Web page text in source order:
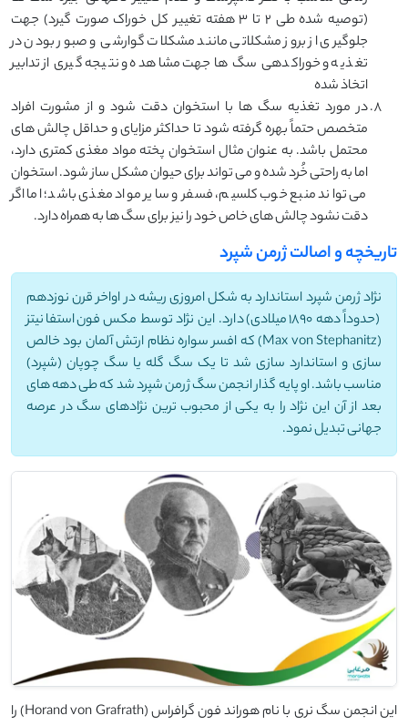
(توصیه شده طی 2 تا 3 هفته تغییر کل خوراک صورت گیرد) جهت
جلوگیری از بروز مشکلاتی مانند مشکلات گوارشی و صبور بودن در
تغذیه و خوراکدهی سگ ها جهت مشاهده و نتیجه گیری از تدابیر
اتخاذ شده
در مورد تغذیه سگ ها با استخوان دقت شود و از مشورت افراد
متخصص حتماً بهره گرفته شود تا حداکثر مزایای و حداقل چالش های
محتمل باشد. به عنوان مثال استخوان پخته مواد مغذی کمتری دارد،
اما به راحتی خُرد شده و می تواند برای حیوان مشکل ساز شود. استخوان
می تواند منبع خوب کلسیم، فسفر و سایر مواد مغذی باشد؛ اما اگر
دقت نشود چالش های خاص خود را نیز برای سگ ها به همراه دارد.
تاریخچه و اصالت ژرمن شپرد
نژاد ژرمن شپرد استاندارد به شکل امروزی ریشه در اواخر قرن نوزدهم
(حدوداً دهه 1890 میلادی) دارد. این نژاد توسط مکس فون استفانیتز
(Max von Stephanitz) که افسر سواره نظام ارتش آلمان بود خالص
سازی و استاندارد سازی شد تا یک سگ گله یا سگ چوپان (شپرد)
مناسب باشد. او پایه گذار انجمن سگ ژرمن شپرد شد که طی دهه های
بعد از آن این نژاد را به یکی از محبوب ترین نژادهای سگ در عرصه
جهانی تبدیل نمود.
این انجمن سگ نری با نام هوراند فون گرافراس (Horand von Grafrath) را